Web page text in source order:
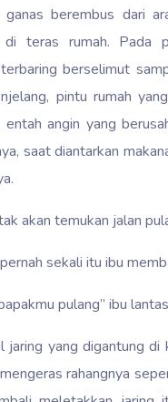
berembus dari
teras rumah. Pada
berselimut
pintu rumah
angin yang
saat diantarkan
akan temukan jalan
sekali itu ibu
pulang” ibu
yang digantung di
rahangnya